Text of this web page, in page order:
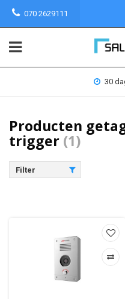
070 2629111
30
Producten
trigger (1)
Filter